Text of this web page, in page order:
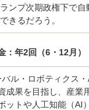
ンプ次期政権下で
きるだろう。
：年2回（6・12月）
バル・ロボティクス
成果を目指し、産業
ットや人工知能（AI